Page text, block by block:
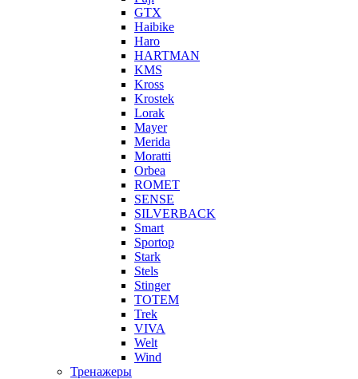
GTX
Haibike
Haro
HARTMAN
KMS
Kross
Krostek
Lorak
Mayer
Merida
Moratti
Orbea
ROMET
SENSE
SILVERBACK
Smart
Sportop
Stark
Stels
Stinger
TOTEM
Trek
VIVA
Welt
Wind
Тренажеры